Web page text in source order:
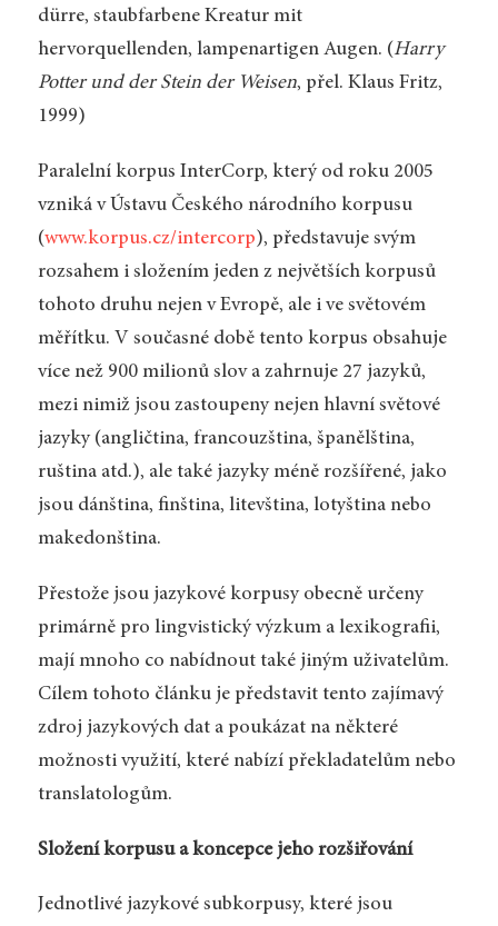
dürre, staubfarbene Kreatur mit
hervorquellenden, lampenartigen Augen. (Harry
Potter und der Stein der Weisen, přel. Klaus Fritz,
1999)
Paralelní korpus InterCorp, který od roku 2005
vzniká v Ústavu Českého národního korpusu
(www.korpus.cz/intercorp), představuje svým
rozsahem i složením jeden z největších korpusů
tohoto druhu nejen v Evropě, ale i ve světovém
měřítku. V současné době tento korpus obsahuje
více než 900 milionů slov a zahrnuje 27 jazyků,
mezi nimiž jsou zastoupeny nejen hlavní světové
jazyky (angličtina, francouzština, španělština,
ruština atd.), ale také jazyky méně rozšířené, jako
jsou dánština, finština, litevština, lotyština nebo
makedonština.
Přestože jsou jazykové korpusy obecně určeny
primárně pro lingvistický výzkum a lexikografii,
mají mnoho co nabídnout také jiným uživatelům.
Cílem tohoto článku je představit tento zajímavý
zdroj jazykových dat a poukázat na některé
možnosti využití, které nabízí překladatelům nebo
translatologům.
Složení korpusu a koncepce jeho rozšiřování
Jednotlivé jazykové subkorpusy, které jsou